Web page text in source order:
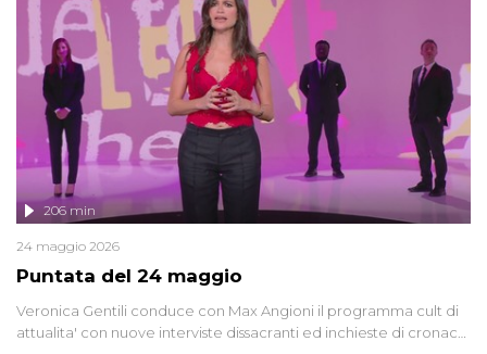
controversi e i protagonisti di un'indagine che sembra non avere
fine.
Puntata del 24 maggio
206 min
24 maggio 2026
Veronica Gentili conduce con Max Angioni il programma cult di
attualita' con nuove interviste dissacranti ed inchieste di cronaca